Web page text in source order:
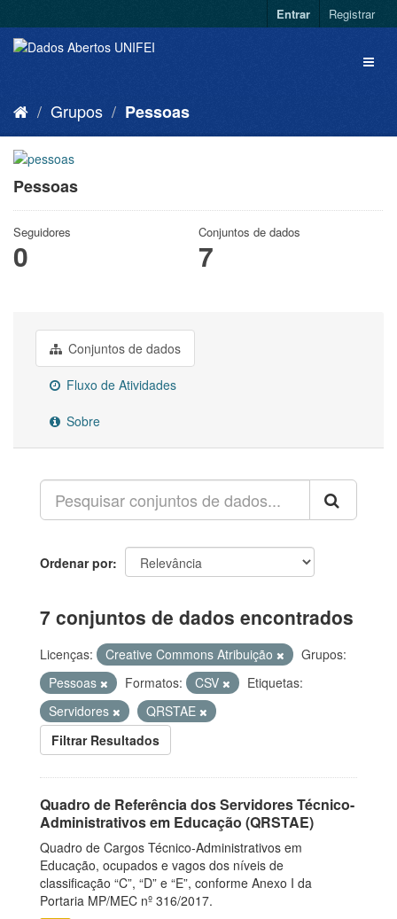
Entrar Registrar
Grupos Pessoas
Pessoas
Seguidores
0
Conjuntos de dados
7
Conjuntos de dados
Fluxo de Atividades
Sobre
Ordenar por
7 conjuntos de dados encontrados
Licenças: Creative Commons Atribuição
Grupos:
Pessoas
Formatos: CSV
Etiquetas:
Servidores
QRSTAE
Filtrar Resultados
Quadro de Referência dos Servidores Técnico-
Administrativos em Educação (QRSTAE)
Quadro de Cargos Técnico-Administrativos em
Educação, ocupados e vagos dos níveis de
classificação “C”, “D” e “E”, conforme Anexo I da
Portaria MP/MEC nº 316/2017.